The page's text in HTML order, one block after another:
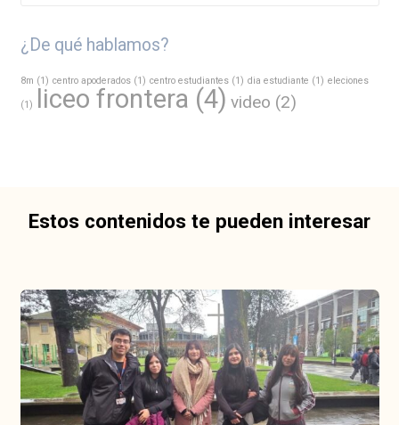
¿De qué hablamos?
8m (1) centro apoderados(1) centro estudiantes(1) dia estudiante (1) eleciones
(1) liceo frontera (4) video (2)
Estos contenidos te pueden interesar